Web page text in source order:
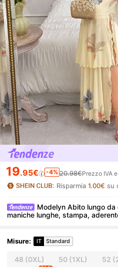
19.95€ -4% 20.98€Prezzo IVA
Risparmia1.00€ su
Modelyn Abito lungo
maniche lunghe, stampa,
Misure: IT Standard
48 (0XL) 50 (1XL) 52